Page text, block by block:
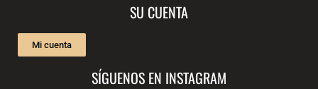
SU CUENTA
Mi cuenta
SÍGUENOS EN INSTAGRAM